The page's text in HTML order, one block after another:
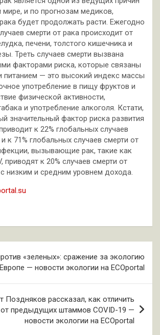
мире, и по прогнозам медиков,
будет продолжать расти. Ежегодно
смерти от рака происходит от
печени, толстого кишечника и
Треть случаев смерти вызвана
факторами риска, которые связаны
питанием — это высокий индекс массы
употребление в пищу фруктов и
физической активности,
и употребление алкоголя. Кстати,
значительный фактор риска развития
к 22% глобальных случаев
к 71% глобальных случаев смерти от
вызывающие рак, такие как
приводят к 20% случаев смерти от
с низким и средним уровнем дохода.
«зеленых»: сражение за экологию
— новости экологии на ECOportal
Поздняков рассказал, как отличить
от предыдущих штаммов COVID-19 —
новости экологии на ECOportal